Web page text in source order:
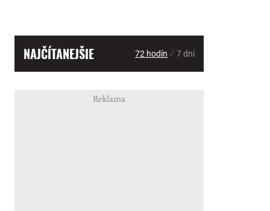
NAJČÍTANEJŠIE 72 hodín / 7 dní
Reklama